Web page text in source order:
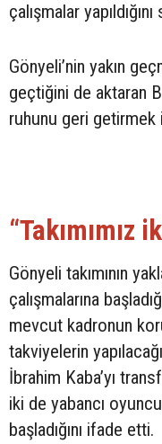
çalışmalar
Gönyeli’nin yakın
geçtiğini de aktaran
ruhunu geri
“Takımımız
Gönyeli takımının
çalışmalarına
mevcut kadronun
takviyelerin
İbrahim Kaba’yı
iki de yabancı
başladığını ifade etti.